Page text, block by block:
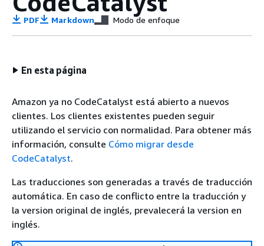
PDF Markdown Modo de enfoque
En esta página
Amazon ya no CodeCatalyst está abierto a nuevos
clientes. Los clientes existentes pueden seguir
utilizando el servicio con normalidad. Para obtener más
información, consulte Cómo migrar desde
CodeCatalyst.
Las traducciones son generadas a través de traducción
automática. En caso de conflicto entre la traducción y
la version original de inglés, prevalecerá la version en
inglés.